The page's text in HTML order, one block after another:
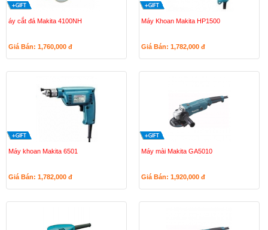
áy cắt đá Makita 4100NH
Giá Bán: 1,760,000 đ
Máy Khoan Makita HP1500
Giá Bán: 1,782,000 đ
Máy khoan Makita 6501
Giá Bán: 1,782,000 đ
Máy mài Makita GA5010
Giá Bán: 1,920,000 đ